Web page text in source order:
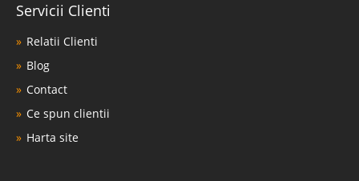
Servicii Clienti
Relatii Clienti
Blog
Contact
Ce spun clientii
Harta site